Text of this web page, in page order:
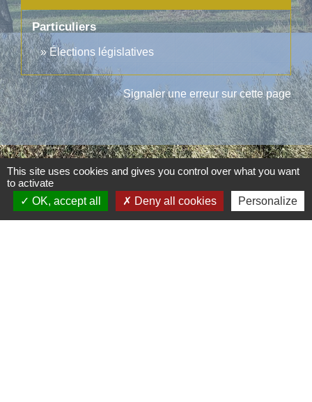
Particuliers
Élections législatives
Signaler une erreur sur cette page
Contacts
Commune d'Aubord
This site uses cookies and gives you control over what you want
to activate
OK, accept all
Deny all cookies Personalize